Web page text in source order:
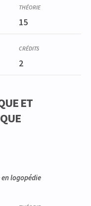
15
2
ET
logopédie